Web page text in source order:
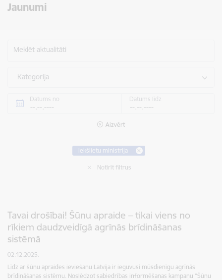
Jaunumi
Meklēt aktualitāti
Kategorija
Datums no Datums līdz
Aizvērt
Iekšlietu ministrija
Notīrīt filtrus
Tavai drošībai! Šūnu apraide – tikai viens no
rīkiem daudzveidīgā agrīnās brīdināšanas
sistēmā
02.12.2025.
Līdz ar šūnu apraides ieviešanu Latvija ir ieguvusi mūsdienīgu agrīnās
brīdināšanas sistēmu. Noslēdzot sabiedrības informēšanas kampaņu “Šūnu